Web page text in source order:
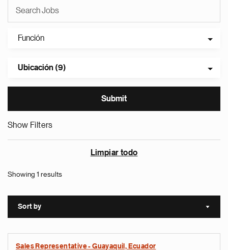
Función
Ubicación (9)
Show Filters
Limpiar todo
Showing 1 results
Sort by Sort
Sales Representative - Guayaquil, Ecuador